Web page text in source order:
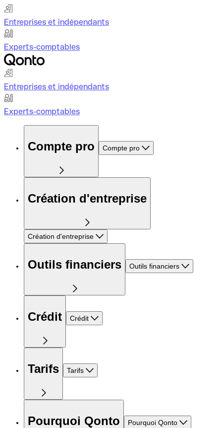
Entreprises et indépendants
Experts-comptables
Entreprises et indépendants
Experts-comptables
Compte pro Compte pro
Création d'entreprise
Création d'entreprise
Outils financiers Outils financiers
Crédit Crédit
Tarifs Tarifs
Pourquoi Qonto Pourquoi Qonto